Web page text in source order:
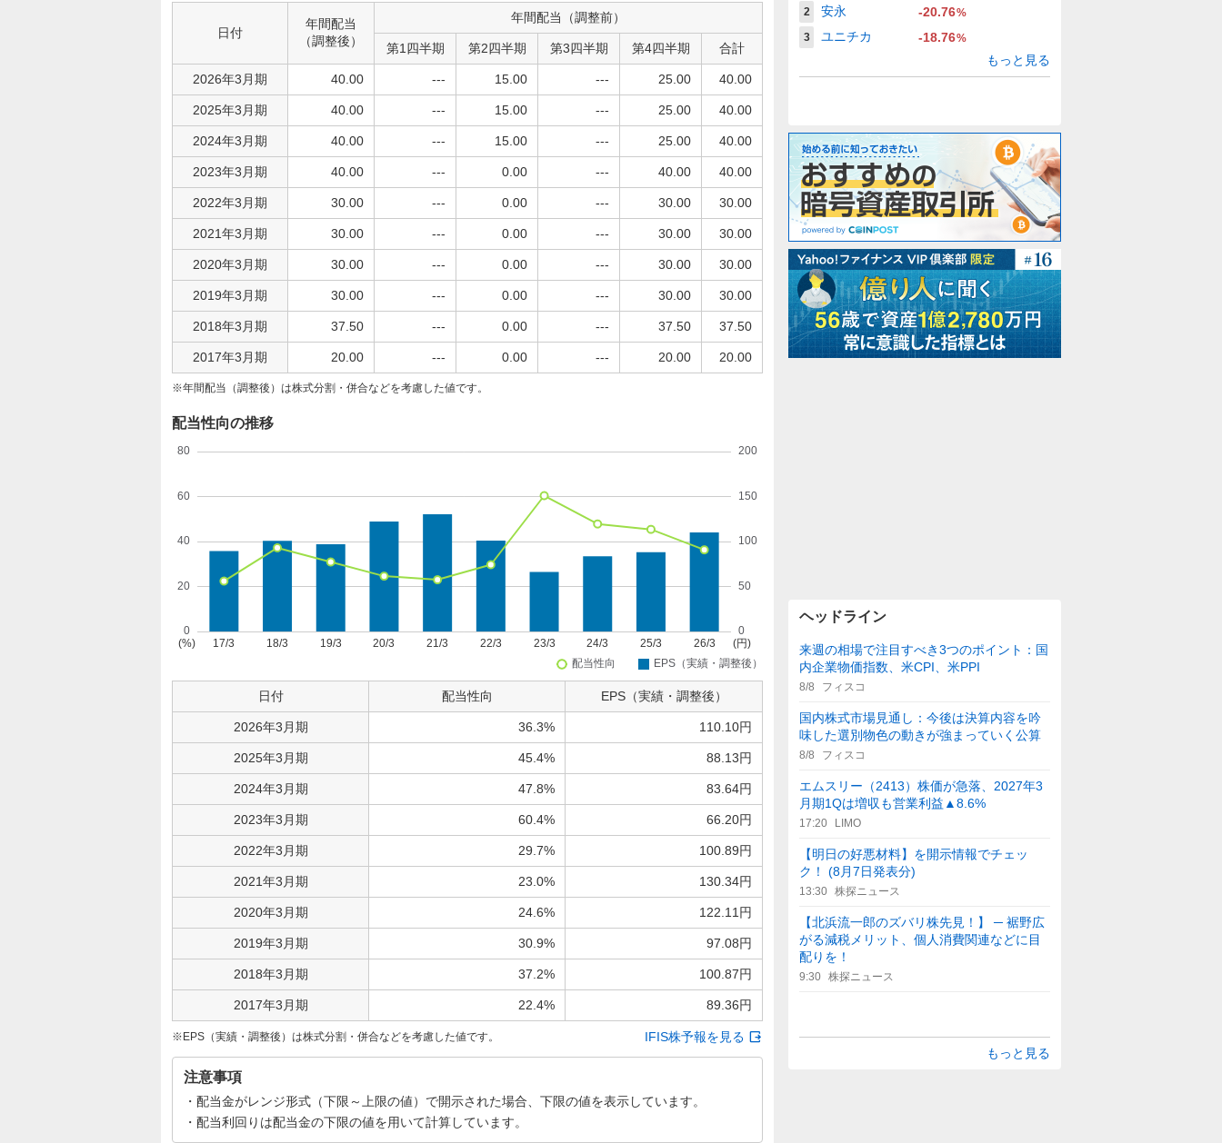
日付
年間配当
（調整後）
年間配当（調整前）
第1四半期 第2四半期 第3四半期 第4四半期 合計
2026年3月期 40.00 --- 15.00 --- 25.00 40.00
2025年3月期 40.00 --- 15.00 --- 25.00 40.00
2024年3月期 40.00 --- 15.00 --- 25.00 40.00
2023年3月期 40.00 --- 0.00 --- 40.00 40.00
2022年3月期 30.00 --- 0.00 --- 30.00 30.00
2021年3月期 30.00 --- 0.00 --- 30.00 30.00
2020年3月期 30.00 --- 0.00 --- 30.00 30.00
2019年3月期 30.00 --- 0.00 --- 30.00 30.00
2018年3月期 37.50 --- 0.00 --- 37.50 37.50
2017年3月期 20.00 --- 0.00 --- 20.00 20.00
年間配当（調整後）は株式分割・併合などを考慮した値です。
配当性向の推移
日付 配当性向 EPS（実績・調整後）
2026年3月期 36.3% 110.10円
2025年3月期 45.4% 88.13円
2024年3月期 47.8% 83.64円
2023年3月期 60.4% 66.20円
2022年3月期 29.7% 100.89円
2021年3月期 23.0% 130.34円
2020年3月期 24.6% 122.11円
2019年3月期 30.9% 97.08円
2018年3月期 37.2% 100.87円
2017年3月期 22.4% 89.36円
EPS（実績・調整後）は株式分割・併合などを考慮した値です。 IFIS株予報を見る
注意事項
配当金がレンジ形式（下限～上限の値）で開示された場合、下限の値を表示しています。
配当利回りは配当金の下限の値を用いて計算しています。
2
安永 -20.76%
3
ユニチカ -18.76%
もっと見る
ヘッドライン
来週の相場で注目すべき3つのポイント：国
内企業物価指数、米CPI、米PPI
8/8 フィスコ
国内株式市場見通し：今後は決算内容を吟
味した選別物色の動きが強まっていく公算
8/8 フィスコ
エムスリー（2413）株価が急落、2027年3
月期1Qは増収も営業利益▲8.6%
17:20 LIMO
【明日の好悪材料】を開示情報でチェッ
ク！ (8月7日発表分)
13:30 株探ニュース
【北浜流一郎のズバリ株先見！】 ─ 裾野広
がる減税メリット、個人消費関連などに目
配りを！
9:30 株探ニュース
もっと見る